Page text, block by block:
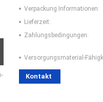
Verpackung Informationen:
Lieferzeit:
Zahlungsbedingungen:
Versorgungsmaterial-
Kontakt